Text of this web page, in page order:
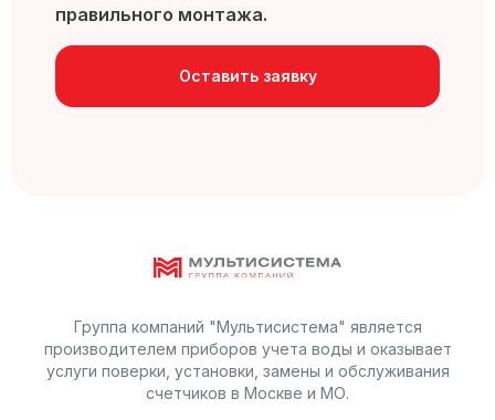
правильного монтажа.
Оставить заявку
Группа компаний "Мультисистема" является
производителем приборов учета воды и оказывает
услуги поверки, установки, замены и обслуживания
счетчиков в Москве и МО.